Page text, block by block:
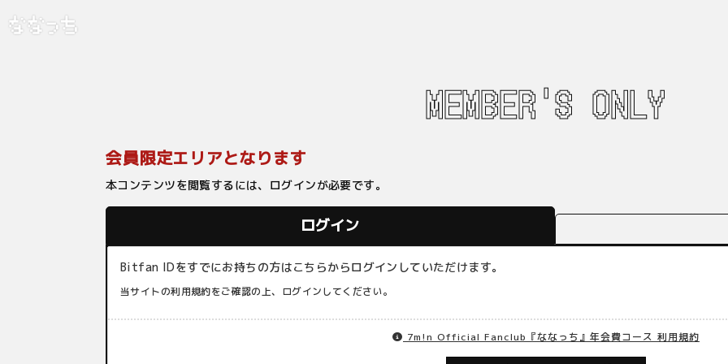
MEMBER'S ONLY
会員限定エリアとなります
本コンテンツを閲覧するには、ログインが必要です。
ログイン
Bitfan IDをすでにお持ちの方はこちらからログインしていただけます。
当サイトの利用規約をご確認の上、ログインしてください。
7m!n Official Fanclub『ななっち』年会費コース 利用規約